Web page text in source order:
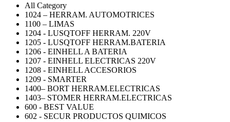
All Category
1024 – HERRAM. AUTOMOTRICES
1100 – LIMAS
1204 - LUSQTOFF HERRAM. 220V
1205 - LUSQTOFF HERRAM.BATERIA
1206 - EINHELL A BATERIA
1207 - EINHELL ELECTRICAS 220V
1208 - EINHELL ACCESORIOS
1209 - SMARTER
1400– BORT HERRAM.ELECTRICAS
1403– STOMER HERRAM.ELECTRICAS
600 - BEST VALUE
602 - SECUR PRODUCTOS QUIMICOS